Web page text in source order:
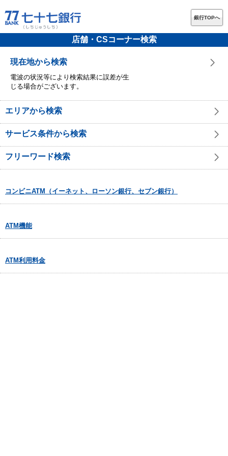
銀行TOPへ
店舗・CSコーナー検索
現在地から検索
電波の状況等により検索結果に誤差が生
じる場合がございます。
エリアから検索
サービス条件から検索
フリーワード検索
コンビニATM（イーネット、ローソン銀行、セブン銀行）
ATM機能
ATM利用料金